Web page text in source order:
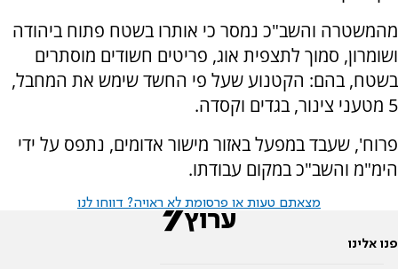
מהמשטרה והשב"כ נמסר כי אותרו בשטח פתוח ביהודה
ושומרון, סמוך לתצפית אוג, פריטים חשודים מוסתרים
בשטח, בהם: הקטנוע שעל פי החשד שימש את המחבל,
5 מטעני צינור, בגדים וקסדה.
פרוח', שעבד במפעל באזור מישור אדומים, נתפס על ידי
הימ"מ והשב"כ במקום עבודתו.
מצאתם טעות או פרסומת לא ראויה? דווחו לנו
פנו אלינו